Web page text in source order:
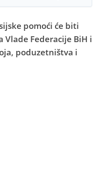
pomoći će biti
Federacije BiH i
poduzetništva i